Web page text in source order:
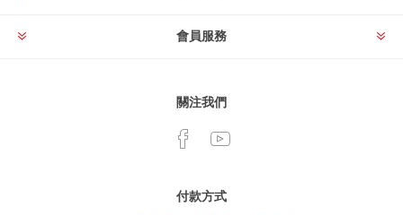
會員服務
關注我們
付款方式